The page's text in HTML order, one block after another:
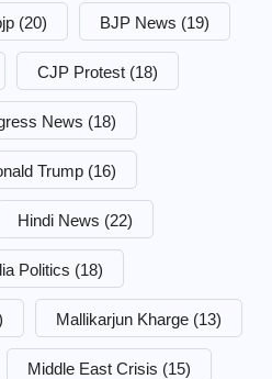
(20) BJP News (19)
CJP Protest (18)
News (18)
Trump (16)
Hindi News (22)
Politics (18)
Mallikarjun Kharge (13)
Middle East Crisis (15)